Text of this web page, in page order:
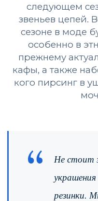
следующем
звеньев цепей.
сезоне в моде
особенно в
прежнему
кафы, а также
кого пирсинг в
Не стоит
украшения
резинки.